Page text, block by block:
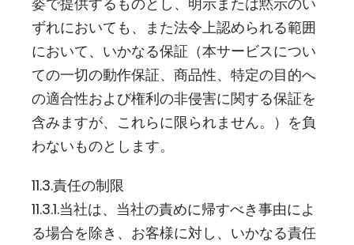
ずれにおいても、また法令上認められる範囲
において、いかなる保証（本サービスについ
ての一切の動作保証、商品性、特定の目的へ
の適合性および権利の非侵害に関する保証を
含みますが、これらに限られません。）を負
わないものとします。
11.3.責任の制限
11.3.1.当社は、当社の責めに帰すべき事由によ
る場合を除き、お客様に対し、いかなる責任